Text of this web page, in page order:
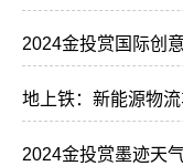
2024金投赏国际创
地上铁：新能源物
2024金投赏墨迹天